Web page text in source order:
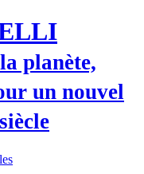
planète,
un nouvel